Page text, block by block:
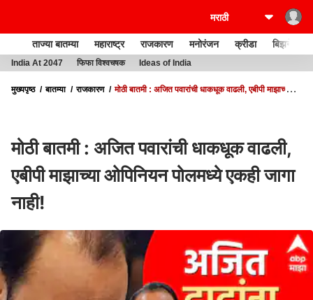
ताज्या बातम्या महाराष्ट्र राजकारण मनोरंजन क्रीडा बिझनेस
India At 2047 फिफा विश्वचषक Ideas of India
मुख्यपृष्ठ बातम्या राजकारण
मोठी बातमी : अजित पवारांची धाकधूक वाढली, एबीपी माझाच्या
मोठी बातमी : अजित पवारांची धाकधूक वाढली,
एबीपी माझाच्या ओपिनियन पोलमध्ये एकही जागा
नाही!